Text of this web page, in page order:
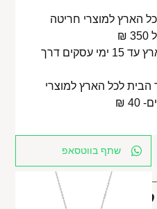
הארץ למוצרי חריטה
משלוח בדואר רשום לכל הארץ עד 15 ימי עסקים דרך
לכל הארץ למוצרי
שתף בווטסאפ